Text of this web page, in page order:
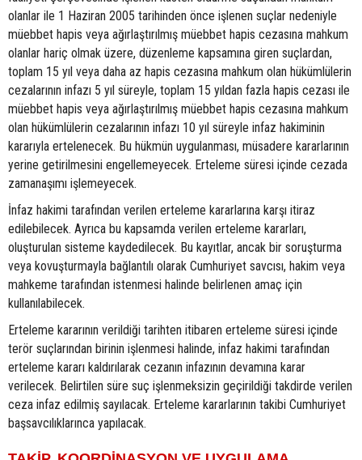
olanlar ile 1 Haziran 2005 tarihinden önce işlenen suçlar nedeniyle
müebbet hapis veya ağırlaştırılmış müebbet hapis cezasına mahkum
olanlar hariç olmak üzere, düzenleme kapsamına giren suçlardan,
toplam 15 yıl veya daha az hapis cezasına mahkum olan hükümlülerin
cezalarının infazı 5 yıl süreyle, toplam 15 yıldan fazla hapis cezası ile
müebbet hapis veya ağırlaştırılmış müebbet hapis cezasına mahkum
olan hükümlülerin cezalarının infazı 10 yıl süreyle infaz hakiminin
kararıyla ertelenecek. Bu hükmün uygulanması, müsadere kararlarının
yerine getirilmesini engellemeyecek. Erteleme süresi içinde cezada
zamanaşımı işlemeyecek.
İnfaz hakimi tarafından verilen erteleme kararlarına karşı itiraz
edilebilecek. Ayrıca bu kapsamda verilen erteleme kararları,
oluşturulan sisteme kaydedilecek. Bu kayıtlar, ancak bir soruşturma
veya kovuşturmayla bağlantılı olarak Cumhuriyet savcısı, hakim veya
mahkeme tarafından istenmesi halinde belirlenen amaç için
kullanılabilecek.
Erteleme kararının verildiği tarihten itibaren erteleme süresi içinde
terör suçlarından birinin işlenmesi halinde, infaz hakimi tarafından
erteleme kararı kaldırılarak cezanın infazının devamına karar
verilecek. Belirtilen süre suç işlenmeksizin geçirildiği takdirde verilen
ceza infaz edilmiş sayılacak. Erteleme kararlarının takibi Cumhuriyet
başsavcılıklarınca yapılacak.